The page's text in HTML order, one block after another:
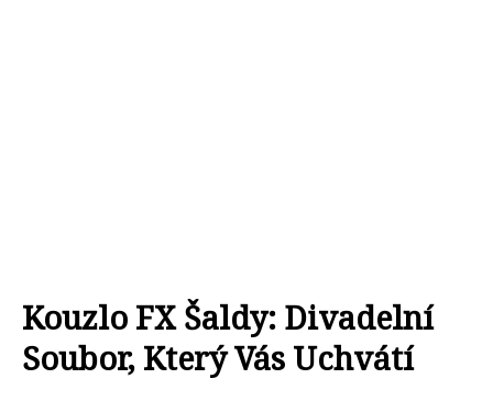
Kouzlo FX Šaldy: Divadelní
Soubor, Který Vás Uchvátí